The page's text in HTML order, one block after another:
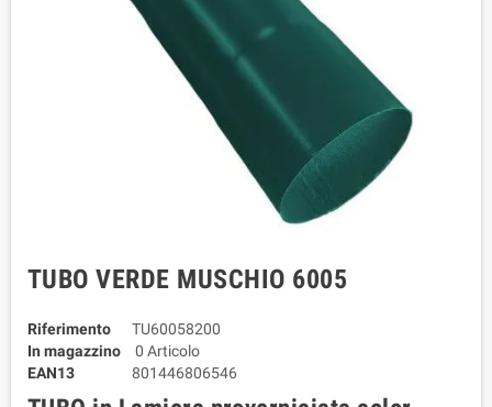
TUBO VERDE MUSCHIO 6005
Riferimento
TU60058200
In magazzino
0 Articolo
EAN13
801446806546